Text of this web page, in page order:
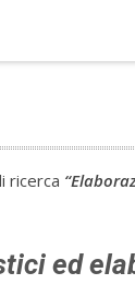
ricerca
ed